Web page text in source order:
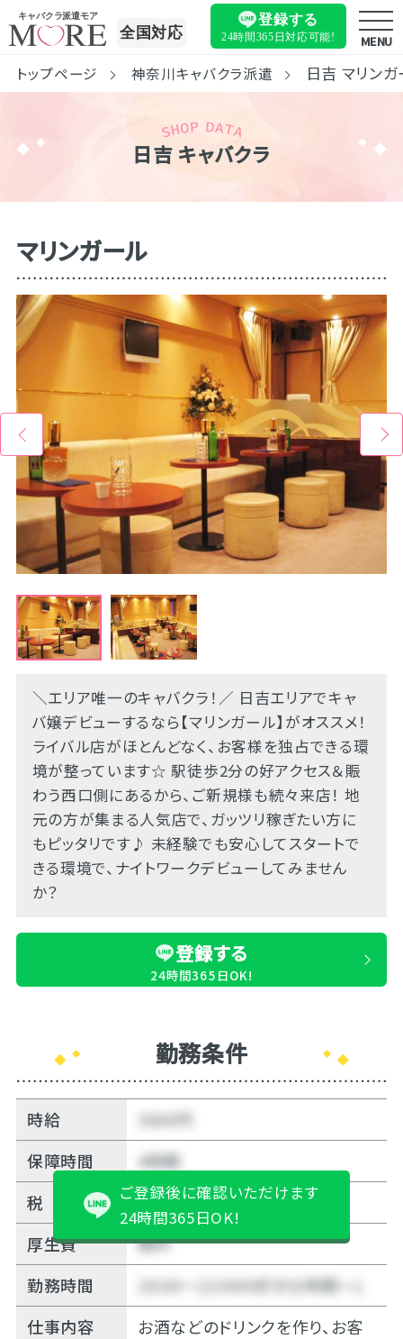
キャバクラ派遣モア
全国対応
登録する
24時間365日対応可能! MENU
トップページ 神奈川キャバクラ派遣 日吉 マリン
日吉 キャバクラ
マリンガール
＼エリア唯一のキャバクラ！／ 日吉エリアでキャ
バ嬢デビューするなら【マリンガール】がオススメ！
ライバル店がほとんどなく、お客様を独占できる環
境が整っています☆ 駅徒歩2分の好アクセス＆賑
わう西口側にあるから、ご新規様も続々来店！ 地
元の方が集まる人気店で、ガッツリ稼ぎたい方に
もピッタリです♪ 未経験でも安心してスタートで
きる環境で、ナイトワークデビューしてみません
か？
登録する
24時間365日OK!
勤務条件
時給
3000円
保障時間
4時間
税
15%
厚生費
無料
勤務時間
20:00～22:00の好きな時間～Ｌ
仕事内容
お酒などのドリンクを作り、お客
ご登録後に確認いただけます
24時間365日OK!